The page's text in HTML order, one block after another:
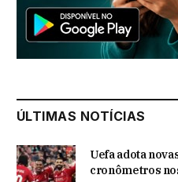
ÚLTIMAS NOTÍCIAS
Uefa adota
cronômetros